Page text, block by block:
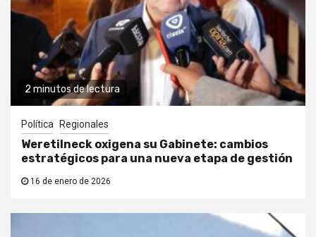
2 minutos de lectura
Política Regionales
Weretilneck oxigena su Gabinete: cambios
estratégicos para una nueva etapa de gestión
16 de enero de 2026